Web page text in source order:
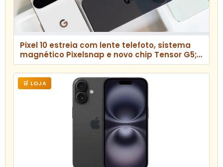
Pixel 10 estreia com lente telefoto, sistema
magnético Pixelsnap e novo chip Tensor G5;
confira as diferenças para o Pixel 9
🛒 LOJA